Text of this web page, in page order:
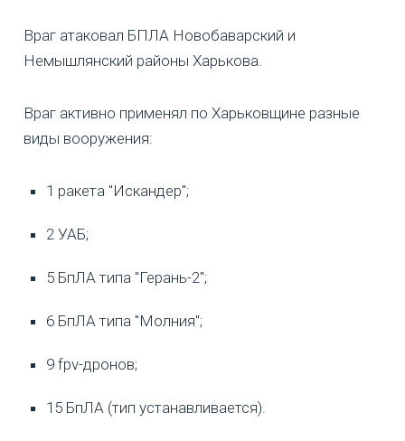
Враг атаковал БПЛА Новобаварский и
Немышлянский районы Харькова.
Враг активно применял по Харьковщине разные
виды вооружения:
1 ракета "Искандер";
2 УАБ;
5 БпЛА типа "Герань-2";
6 БпЛА типа "Молния";
9 fpv-дронов;
15 БпЛА (тип устанавливается).